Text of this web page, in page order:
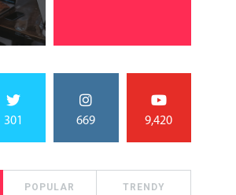
301 669 9,420
POPULAR TRENDY